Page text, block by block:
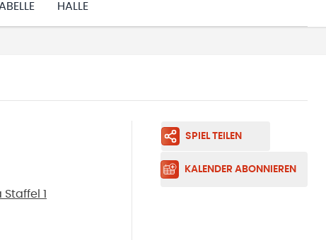
HALLE
1
SPIEL TEILEN
KALENDER ABONNIEREN